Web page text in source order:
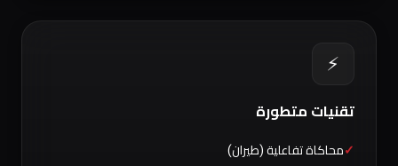
⚡
تقنيات متطورة
محاكاة تفاعلية (طيران)